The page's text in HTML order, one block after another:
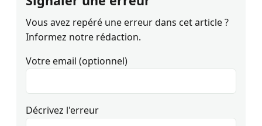
Vous avez repéré une erreur dans cet article ?
Informez notre rédaction.
Votre email (optionnel)
Décrivez l'erreur